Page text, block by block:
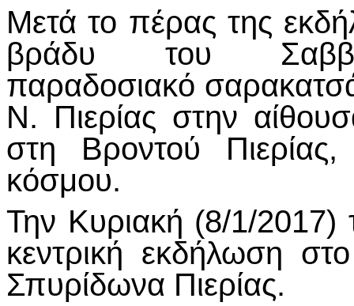
Μετά το πέρας της
βράδυ του
παραδοσιακό
Ν. Πιερίας στην
στη Βροντού
κόσμου.
Την Κυριακή (8/1/2017)
κεντρική εκδήλωση
Σπυρίδωνα Πιερίας.